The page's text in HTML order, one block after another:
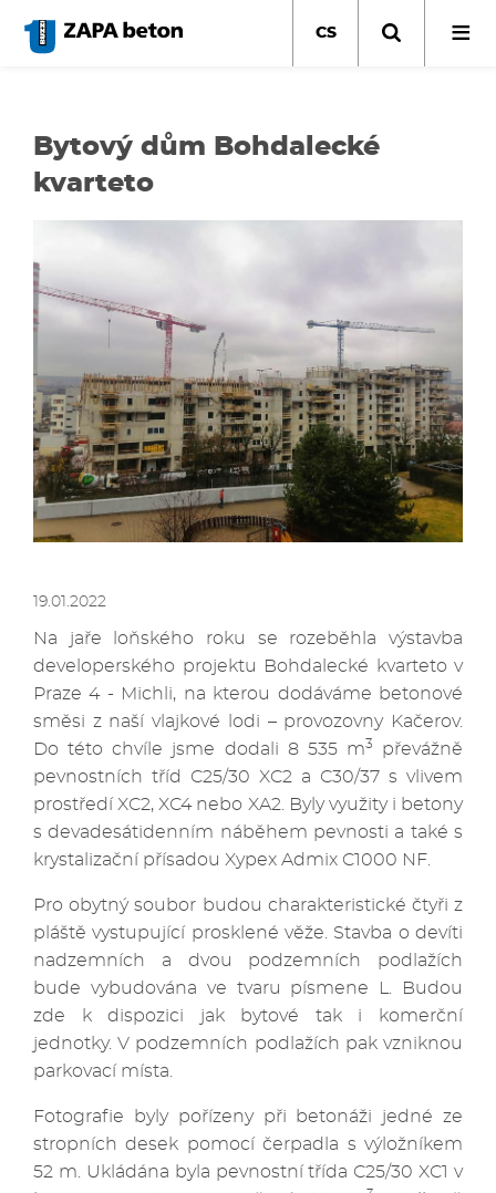
hlavnímu
CS
Bytový dům Bohdalecké
kvarteto
19.01.2022
Na jaře loňského roku se rozeběhla výstavba
developerského projektu Bohdalecké kvarteto v
Praze 4 - Michli, na kterou dodáváme betonové
směsi z naší vlajkové lodi – provozovny Kačerov.
Do této chvíle jsme dodali 8 535 m3
převážně
pevnostních tříd C25/30 XC2 a C30/37 s vlivem
prostředí XC2, XC4 nebo XA2. Byly využity i betony
s devadesátidenním náběhem pevnosti a také s
krystalizační přísadou Xypex Admix C1000 NF.
Pro obytný soubor budou charakteristické čtyři z
pláště vystupující prosklené věže. Stavba o devíti
nadzemních a dvou podzemních podlažích
bude vybudována ve tvaru písmene L. Budou
zde k dispozici jak bytové tak i komerční
jednotky. V podzemních podlažích pak vzniknou
parkovací místa.
Fotografie byly pořízeny při betonáži jedné ze
stropních desek pomocí čerpadla s výložníkem
52 m. Ukládána byla pevnostní třída C25/30 XC1 v